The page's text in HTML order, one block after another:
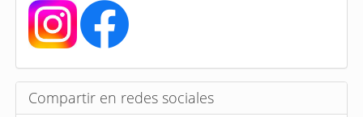
Compartir en redes sociales